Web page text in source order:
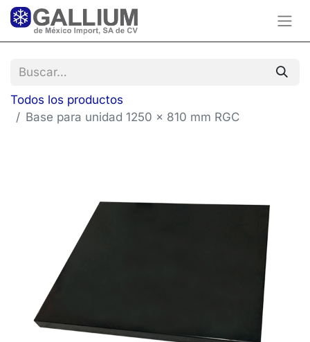
Todos los productos
Base para unidad 1250 x 810 mm RGC